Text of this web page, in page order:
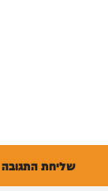
שליחת התגובה